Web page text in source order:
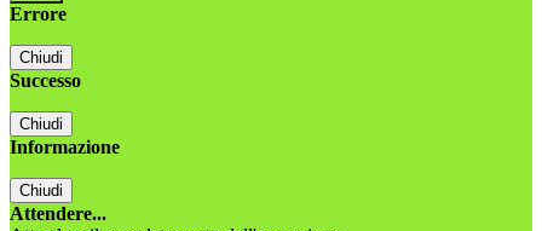
Errore
Chiudi
Successo
Chiudi
Informazione
Chiudi
Attendere...